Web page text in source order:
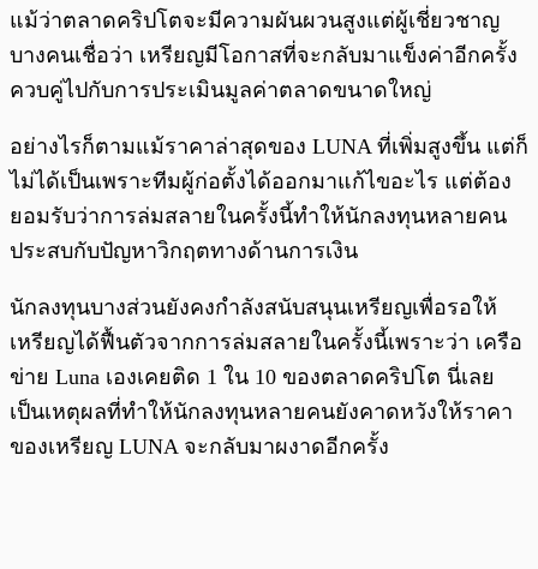
แม้ว่าตลาดคริปโตจะมีความผันผวนสูงแต่ผู้เชี่ยวชาญ
บางคนเชื่อว่า เหรียญมีโอกาสที่จะกลับมาแข็งค่าอีกครั้ง
ควบคู่ไปกับการประเมินมูลค่าตลาดขนาดใหญ่
อย่างไรก็ตามแม้ราคาล่าสุดของ LUNA ที่เพิ่มสูงขึ้น แต่ก็
ไม่ได้เป็นเพราะทีมผู้ก่อตั้งได้ออกมาแก้ไขอะไร แต่ต้อง
ยอมรับว่าการล่มสลายในครั้งนี้ทำให้นักลงทุนหลายคน
ประสบกับปัญหาวิกฤตทางด้านการเงิน
นักลงทุนบางส่วนยังคงกำลังสนับสนุนเหรียญเพื่อรอให้
เหรียญได้ฟื้นตัวจากการล่มสลายในครั้งนี้เพราะว่า เครือ
ข่าย Luna เองเคยติด 1 ใน 10 ของตลาดคริปโต นี่เลย
เป็นเหตุผลที่ทำให้นักลงทุนหลายคนยังคาดหวังให้ราคา
ของเหรียญ LUNA จะกลับมาผงาดอีกครั้ง